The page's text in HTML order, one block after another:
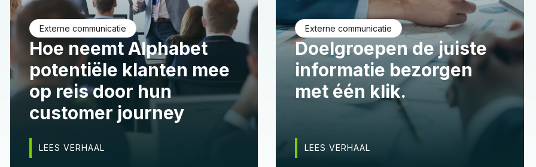
Externe communicatie
Hoe neemt Alphabet
potentiële klanten mee
op reis door hun
customer journey
LEES VERHAAL
Externe communicatie
Doelgroepen de juiste
informatie bezorgen
met één klik.
LEES VERHAAL